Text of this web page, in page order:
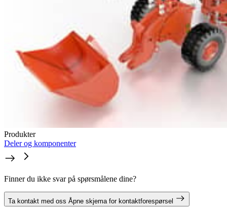
Produkter
Deler og komponenter
Finner du ikke svar på spørsmålene dine?
Ta kontakt med oss Åpne skjema for kontaktforespørsel